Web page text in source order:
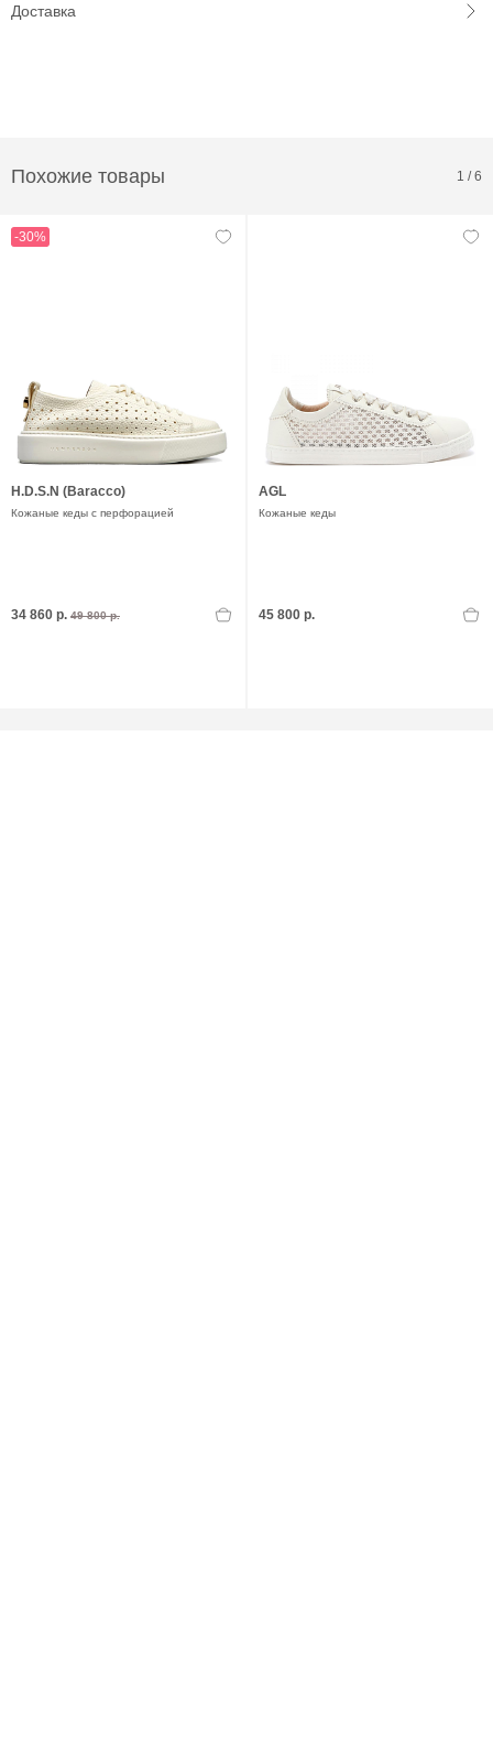
Доставка
Похожие товары 1 /6
-30%
H.D.S.N (Baracco)
Кожаные кеды с перфорацией
34 860 р. 49 800 р.
AGL
Кожаные кеды
45 800 р.